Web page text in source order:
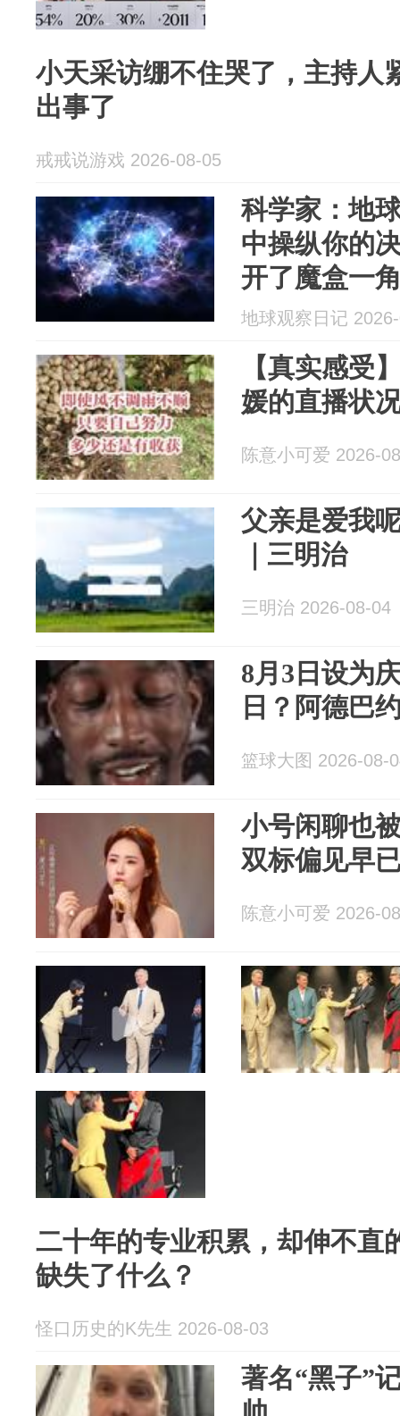
小天采访绷不住哭了，主持人
出事了
戒戒说游戏 2026-08-05
科学家：地
中操纵你的
开了魔盒一
地球观察日记
【真实感受
媛的直播状
陈意小可爱 2026-
父亲是爱我
｜三明治
三明治 2026-08-04
8月3日设为
日？阿德巴
篮球大图 2026-08-
小号闲聊也
双标偏见早
陈意小可爱 2026-
二十年的专业积累，却伸不直
缺失了什么？
怪口历史的K先生 2026-08-03
著名“黑子”